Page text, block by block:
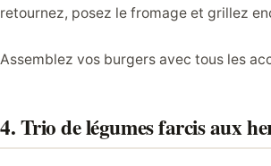
retournez, posez le fromage et grillez
Assemblez vos burgers avec tous les
4. Trio de légumes farcis aux